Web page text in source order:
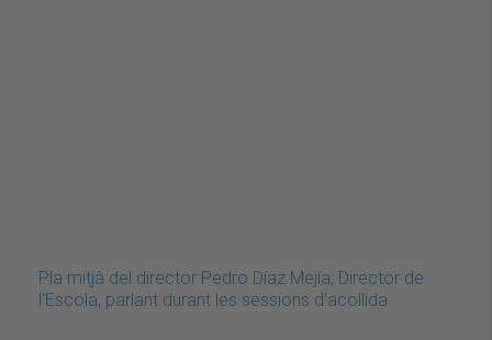
Pla mitjà del director Pedro Díaz Mejía, Director de
l'Escola, parlant durant les sessions d'acollida